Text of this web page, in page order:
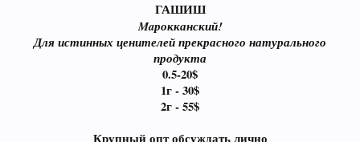
ГАШИШ
Maрокканский!
Для истинных ценителей прекрасного натурального
продукта
0.5-20$
1г - 30$
2г - 55$
Крупный опт обсуждать лично